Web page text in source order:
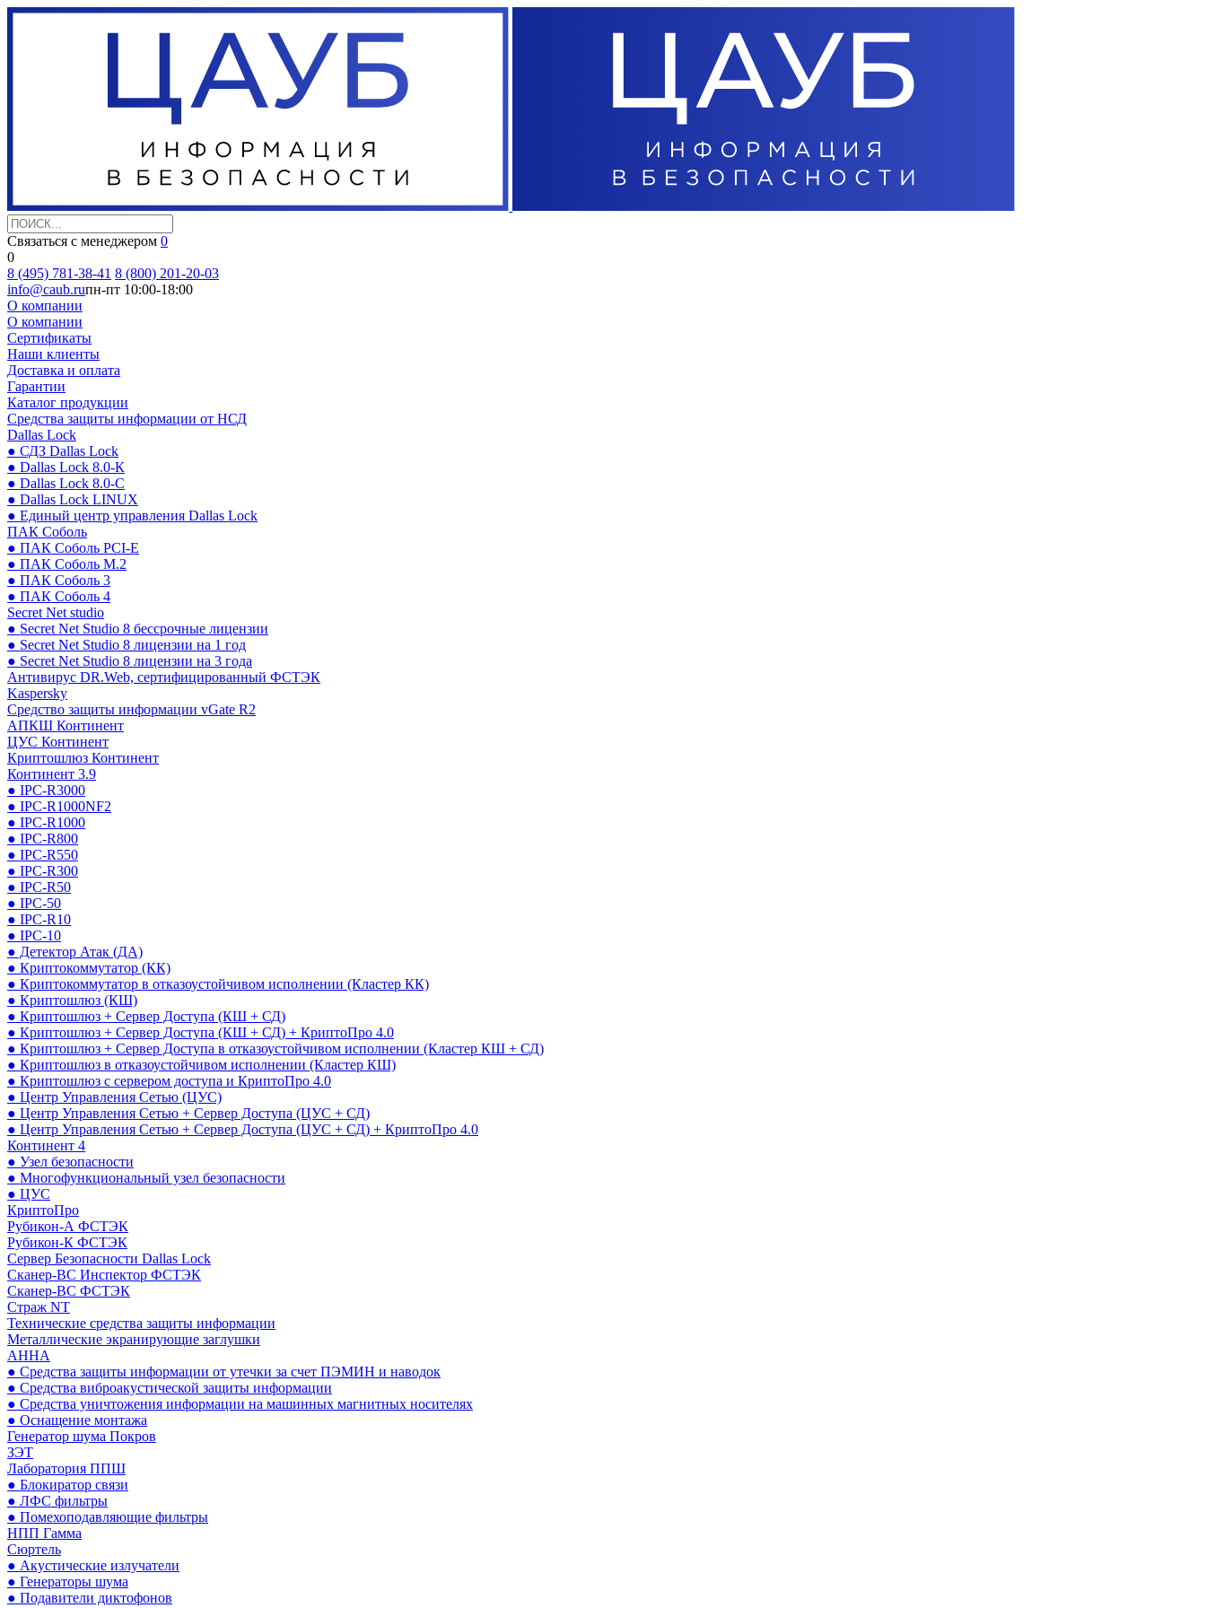
Связаться с менеджером 0
0
8 (495) 781-38-41 8 (800) 201-20-03
info@caub.ruпн-пт 10:00-18:00
О компании
О компании
Сертификаты
Наши клиенты
Доставка и оплата
Гарантии
Каталог продукции
Средства защиты информации от НСД
Dallas Lock
● СДЗ Dallas Lock
● Dallas Lock 8.0-К
● Dallas Lock 8.0-С
● Dallas Lock LINUX
● Единый центр управления Dallas Lock
ПАК Соболь
● ПАК Соболь PCI-E
● ПАК Соболь М.2
● ПАК Соболь 3
● ПАК Соболь 4
Secret Net studio
● Secret Net Studio 8 бессрочные лицензии
● Secret Net Studio 8 лицензии на 1 год
● Secret Net Studio 8 лицензии на 3 года
Антивирус DR.Web, сертифицированный ФСТЭК
Kaspersky
Средство защиты информации vGate R2
АПКШ Континент
ЦУС Континент
Криптошлюз Континент
Континент 3.9
● IPC-R3000
● IPC-R1000NF2
● IPC-R1000
● IPC-R800
● IPC-R550
● IPC-R300
● IPC-R50
● IPC-50
● IPC-R10
● IPC-10
● Детектор Атак (ДА)
● Криптокоммутатор (КК)
● Криптокоммутатор в отказоустойчивом исполнении (Кластер КК)
● Криптошлюз (КШ)
● Криптошлюз + Сервер Доступа (КШ + СД)
● Криптошлюз + Сервер Доступа (КШ + СД) + КриптоПро 4.0
● Криптошлюз + Сервер Доступа в отказоустойчивом исполнении (Кластер КШ + СД)
● Криптошлюз в отказоустойчивом исполнении (Кластер КШ)
● Криптошлюз с сервером доступа и КриптоПро 4.0
● Центр Управления Сетью (ЦУС)
● Центр Управления Сетью + Сервер Доступа (ЦУС + СД)
● Центр Управления Сетью + Сервер Доступа (ЦУС + СД) + КриптоПро 4.0
Континент 4
● Узел безопасности
● Многофункциональный узел безопасности
● ЦУС
КриптоПро
Рубикон-А ФСТЭК
Рубикон-К ФСТЭК
Сервер Безопасности Dallas Lock
Сканер-ВС Инспектор ФСТЭК
Сканер-ВС ФСТЭК
Страж NT
Технические средства защиты информации
Металлические экранирующие заглушки
АННА
● Средства защиты информации от утечки за счет ПЭМИН и наводок
● Средства виброакустической защиты информации
● Средства уничтожения информации на машинных магнитных носителях
● Оснащение монтажа
Генератор шума Покров
ЗЭТ
Лаборатория ППШ
● Блокиратор связи
● ЛФС фильтры
● Помехоподавляющие фильтры
НПП Гамма
Сюртель
● Акустические излучатели
● Генераторы шума
● Подавители диктофонов